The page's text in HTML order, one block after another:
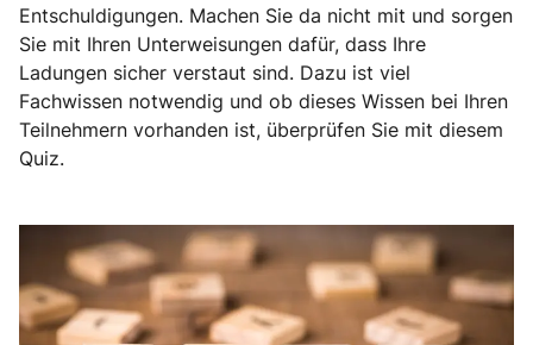
Entschuldigungen. Machen Sie da nicht mit und sorgen
Sie mit Ihren Unterweisungen dafür, dass Ihre
Ladungen sicher verstaut sind. Dazu ist viel
Fachwissen notwendig und ob dieses Wissen bei Ihren
Teilnehmern vorhanden ist, überprüfen Sie mit diesem
Quiz.